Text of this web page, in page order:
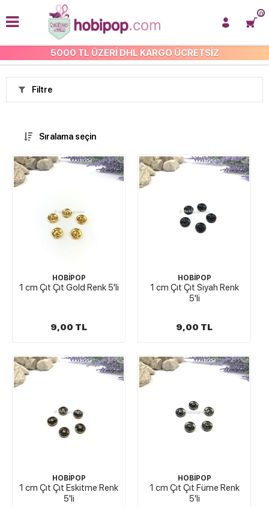
5000 TL ÜZERİ DHL KARGO ÜCRETSİZ
0
DİKİŞ
Filtre
Sıralama seçin
HOBİPOP
1 cm Çıt Çıt Gold Renk 5'li
9,00 TL
HOBİPOP
1 cm Çıt Çıt Siyah Renk
5'li
9,00 TL
HOBİPOP
1 cm Çıt Çıt Eskitme Renk
5'li
HOBİPOP
1 cm Çıt Çıt Füme Renk
5'li